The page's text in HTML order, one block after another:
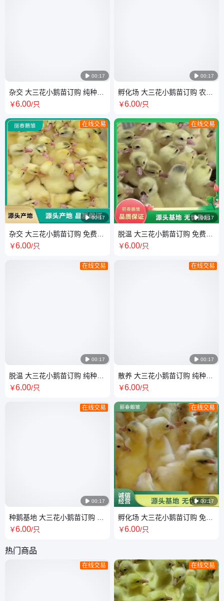
 00:17
杂交 大三花小鹅苗订购 纯种鹅
养殖基地 孵化场 小鹅崽儿出售
￥6.00/只
 00:17
在线交易
杂交 大三花小鹅苗订购 免费提
供技术指导 农村大鹅种苗 养殖
￥6.00/只
 00:17
在线交易
脱温 大三花小鹅苗订购 纯种鹅
养殖基地 孵化场 小鹅崽儿出售
￥6.00/只
 00:17
在线交易
种鹅基地 大三花小鹅苗订购 农
家大种鹅小苗 孵化厂 抗病能力
￥6.00/只
 00:17
孵化场 大三花小鹅苗订购 农家
大种鹅小苗 孵化厂 抗病能力强
￥6.00/只
 00:17
在线交易
脱温 大三花小鹅苗订购 免费提
供技术指导 农村大鹅种苗 养殖
￥6.00/只
 00:17
在线交易
散养 大三花小鹅苗订购 纯种鹅
养殖基地 孵化场 小鹅崽儿出售
￥6.00/只
 00:17
在线交易
孵化场 大三花小鹅苗订购 免费
提供技术指导 农村大鹅种苗 养
￥6.00/只
热门商品
在线交易 在线交易